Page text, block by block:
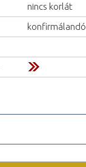
nincs korlát
konfirmálandó